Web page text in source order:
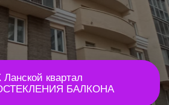
квартал
БАЛКОНА